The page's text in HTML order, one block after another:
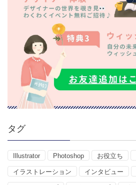
タグ
Illustrator Photoshop お役立ち
イラストレーション インタビュー